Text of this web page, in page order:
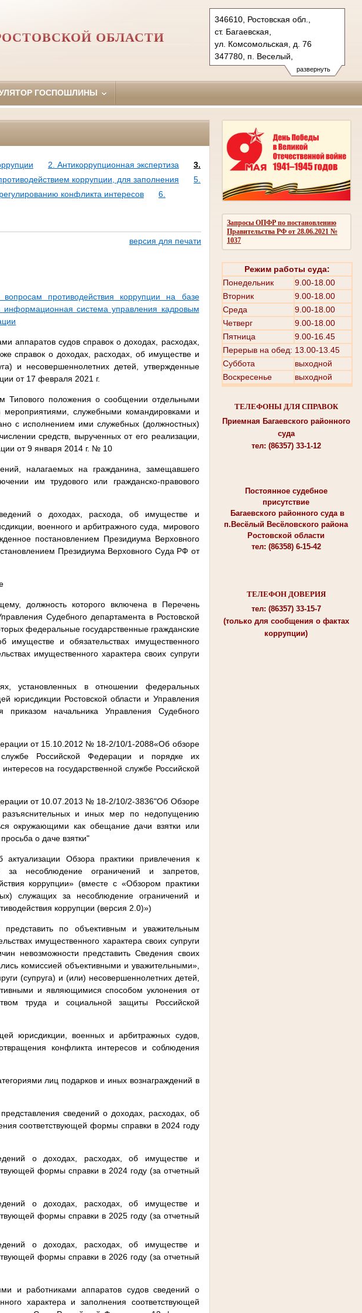
развернуть
346610, Ростовская обл.,
ст. Багаевская,
ул. Комсомольская, д. 76
347780, п. Веселый,
пер. Комсомольский, д. 51
Тел.: (86357) 3-36-33, 3-31-53,
bagaevsky.ros@sudrf.ru
показать на карте
ОБЛАСТИ
ГОСПОШЛИНЫ
Запросы ОПФР по постановлению
Правительства РФ от 28.06.2021 №
1037
Режим работы суда:
Понедельник
9.00-18.00
Вторник
9.00-18.00
Среда
9.00-18.00
Четверг
9.00-18.00
Пятница
9.00-16.45
Перерыв на обед: 13.00-13.45
Суббота
выходной
Воскресенье
выходной
ТЕЛЕФОНЫ ДЛЯ СПРАВОК
Приемная Багаевского районного
суда
тел: (86357) 33-1-12
Постоянное судебное
присутствие
Багаевского районного суда в
п.Весёлый Весёловского района
Ростовской области
тел: (86358) 6-15-42
ТЕЛЕФОН ДОВЕРИЯ
тел: (86357) 33-15-7
(только для сообщения о фактах
коррупции)
2. Антикоррупционная экспертиза
3.
коррупции, для заполнения
5.
конфликта интересов
6.
версия для печати
противодействия коррупции на базе
система управления кадровым
аппаратов судов справок о доходах, расходах,
справок о доходах, расходах, об имуществе и
и несовершеннолетних детей, утвержденные
от 17 февраля 2021 г.
Типового положения о сообщении отдельными
мероприятиями, служебными командировками и
с исполнением ими служебных (должностных)
средств, вырученных от его реализации,
от 9 января 2014 г. № 10
налагаемых на гражданина, замещавшего
им трудового или гражданско-правового
о доходах, расхода, об имуществе и
военного и арбитражного суда, мирового
постановлением Президиума Верховного
Президиума Верховного Суда РФ от
должность которого включена в Перечень
Судебного департамента в Ростовской
федеральные государственные гражданские
и обязательствах имущественного
имущественного характера своих супруги
установленных в отношении федеральных
юрисдикции Ростовской области и Управления
приказом начальника Управления Судебного
от 15.10.2012 № 18-2/10/1-2088«Об обзоре
службе Российской Федерации и порядке их
на государственной службе Российской
от 10.07.2013 № 18-2/10/2-3836"Об Обзоре
разъяснительных и иных мер по недопущению
окружающими как обещание дачи взятки или
о даче взятки"
Обзора практики привлечения к
за несоблюдение ограничений и запретов,
коррупции» (вместе с «Обзором практики
служащих за несоблюдение ограничений и
коррупции (версия 2.0)»)
представить по объективным и уважительным
имущественного характера своих супруги
невозможности представить Сведения своих
комиссией объективными и уважительными»,
(супруга) и (или) несовершеннолетних детей,
и являющимися способом уклонения от
труда и социальной защиты Российской
юрисдикции, военных и арбитражных судов,
конфликта интересов и соблюдения
лиц подарков и иных вознаграждений в
сведений о доходах, расходах, об
соответствующей формы справки в 2024 году
о доходах, расходах, об имуществе и
формы справки в 2024 году (за отчетный
о доходах, расходах, об имуществе и
формы справки в 2025 году (за отчетный
о доходах, расходах, об имуществе и
формы справки в 2026 году (за отчетный
и работниками аппаратов судов сведений о
характера и заполнения соответствующей